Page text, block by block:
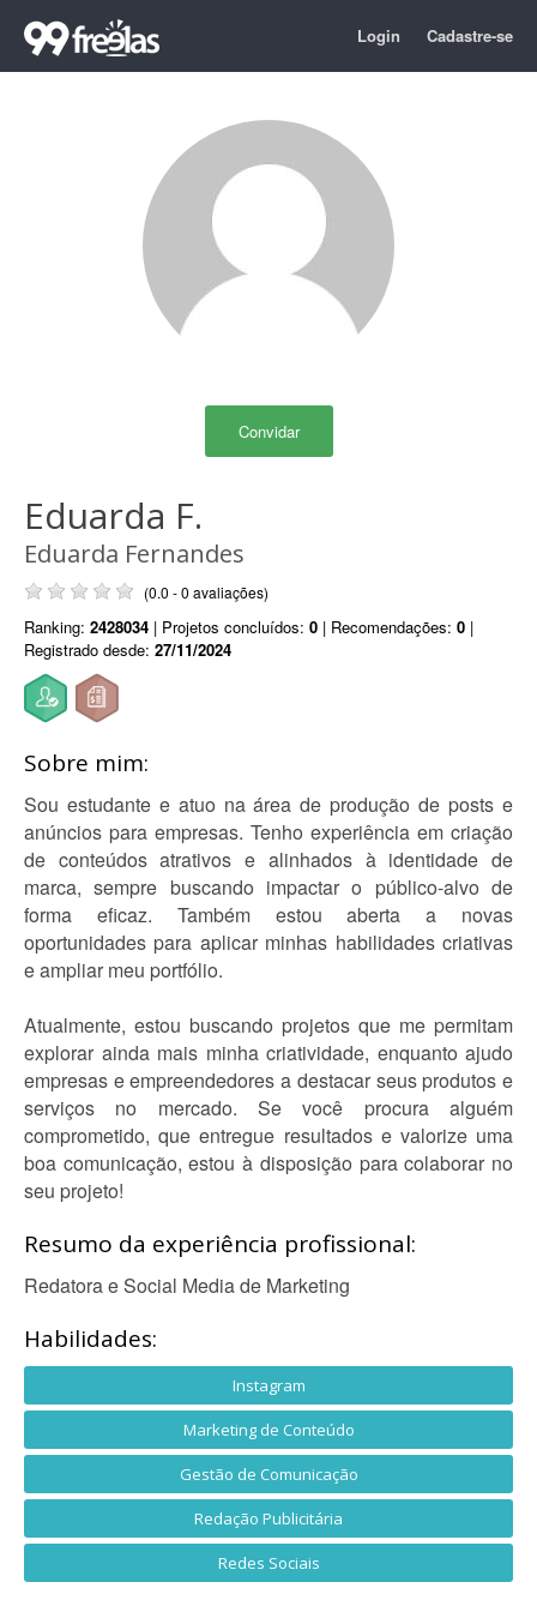
Login Cadastre-se
Convidar
Eduarda F.
Eduarda Fernandes
(0.0 - 0 avaliações)
Ranking: 2428034 | Projetos concluídos: 0 | Recomendações: 0 |
Registrado desde: 27/11/2024
Sobre mim:
Sou estudante e atuo na área de produção de posts e
anúncios para empresas. Tenho experiência em criação
de conteúdos atrativos e alinhados à identidade de
marca, sempre buscando impactar o público-alvo de
forma eficaz. Também estou aberta a novas
oportunidades para aplicar minhas habilidades criativas
e ampliar meu portfólio.
Atualmente, estou buscando projetos que me permitam
explorar ainda mais minha criatividade, enquanto ajudo
empresas e empreendedores a destacar seus produtos e
serviços no mercado. Se você procura alguém
comprometido, que entregue resultados e valorize uma
boa comunicação, estou à disposição para colaborar no
seu projeto!
Resumo da experiência profissional:
Redatora e Social Media de Marketing
Habilidades:
Instagram
Marketing de Conteúdo
Gestão de Comunicação
Redação Publicitária
Redes Sociais